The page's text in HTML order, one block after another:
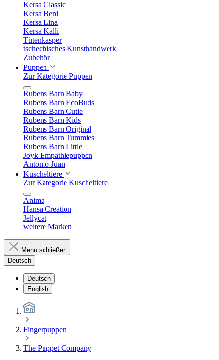
Kersa Classic
Kersa Beni
Kersa Lina
Kersa Kalli
Tütenkasper
tschechisches Kunsthandwerk
Zubehör
Puppen
Zur Kategorie Puppen
Rubens Barn Baby
Rubens Barn EcoBuds
Rubens Barn Cutie
Rubens Barn Kids
Rubens Barn Original
Rubens Barn Tummies
Rubens Barn Little
Joyk Empathiepuppen
Antonio Juan
Kuscheltiere
Zur Kategorie Kuscheltiere
Anima
Hansa Creation
Jellycat
weitere Marken
Menü schließen
Deutsch
Deutsch
English
Fingerpuppen
The Puppet Company